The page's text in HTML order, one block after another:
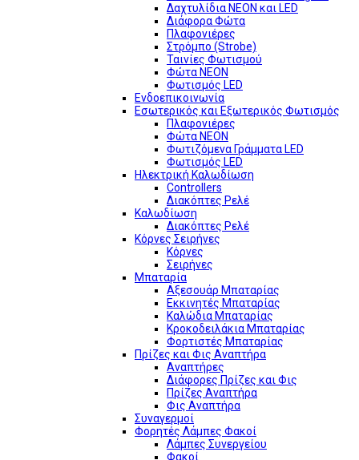
Δαχτυλίδια NEON και LED
Διάφορα Φώτα
Πλαφονιέρες
Στρόμπο (Strobe)
Ταινίες Φωτισμού
Φώτα NEON
Φωτισμός LED
Ενδοεπικοινωνία
Εσωτερικός και Εξωτερικός Φωτισμός
Πλαφονιέρες
Φώτα NEON
Φωτιζόμενα Γράμματα LED
Φωτισμός LED
Ηλεκτρική Καλωδίωση
Controllers
Διακόπτες Ρελέ
Καλωδίωση
Διακόπτες Ρελέ
Κόρνες Σειρήνες
Κόρνες
Σειρήνες
Μπαταρία
Αξεσουάρ Μπαταρίας
Εκκινητές Μπαταρίας
Καλώδια Μπαταρίας
Κροκοδειλάκια Μπαταρίας
Φορτιστές Μπαταρίας
Πρίζες και Φις Αναπτήρα
Αναπτήρες
Διάφορες Πρίζες και Φις
Πρίζες Αναπτήρα
Φις Αναπτήρα
Συναγερμοί
Φορητές Λάμπες Φακοί
Λάμπες Συνεργείου
Φακοί